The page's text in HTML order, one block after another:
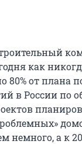
как
80% от плана
в России по
немного, а к